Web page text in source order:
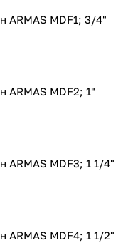
ARMAS MDF1; 3/4"
ARMAS MDF2; 1"
ARMAS MDF3; 1 1/4"
ARMAS MDF4; 1 1/2"